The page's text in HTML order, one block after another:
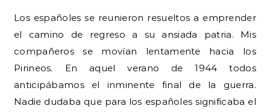
Los españoles se reunieron resueltos a emprender
el camino de regreso a su ansiada patria. Mis
compañeros se movían lentamente hacia los
Pirineos. En aquel verano de 1944 todos
anticipábamos el inminente final de la guerra.
Nadie dudaba que para los españoles significaba el